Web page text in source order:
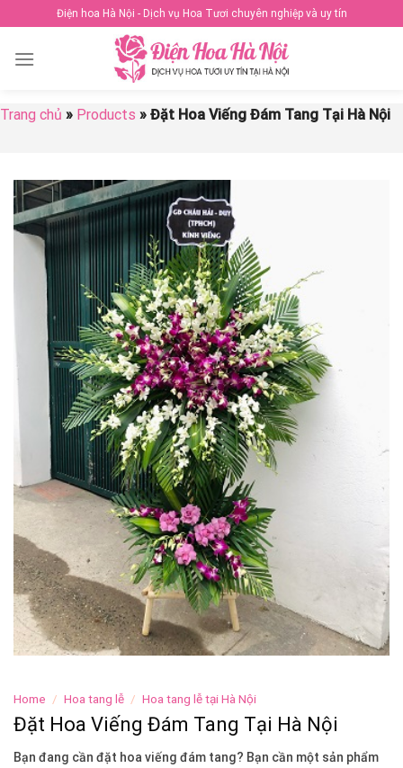
to
content
Điện hoa Hà Nội - Dịch vụ Hoa Tươi chuyên nghiệp và uy tín
Trang chủ » Products » Đặt Hoa Viếng Đám Tang Tại Hà Nội
Home / Hoa tang lễ / Hoa tang lễ tại Hà Nội
Đặt Hoa Viếng Đám Tang Tại Hà Nội
Bạn đang cần đặt hoa viếng đám tang? Bạn cần một sản phẩm